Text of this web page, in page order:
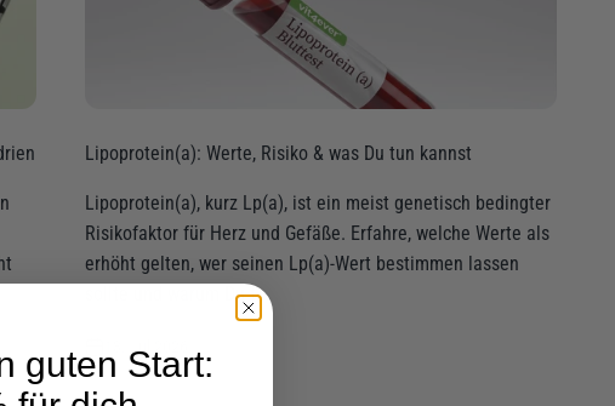
Lipoprotein(a): Werte, Risiko & was Du tun kannst
Lipoprotein(a), kurz Lp(a), ist ein meist genetisch bedingter
Risikofaktor für Herz und Gefäße. Erfahre, welche Werte als
erhöht gelten, wer seinen Lp(a)-Wert bestimmen lassen
sollte und warum Du t...
guten Start: